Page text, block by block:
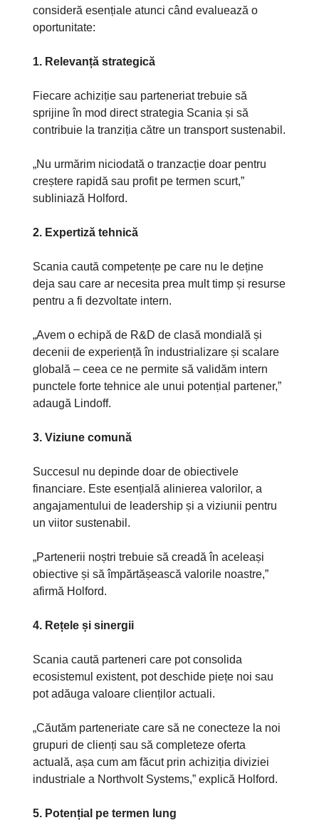
consideră esențiale atunci când evaluează o
oportunitate:
1. Relevanță strategică
Fiecare achiziție sau parteneriat trebuie să
sprijine în mod direct strategia Scania și să
contribuie la tranziția către un transport sustenabil.
„Nu urmărim niciodată o tranzacție doar pentru
creștere rapidă sau profit pe termen scurt,”
subliniază Holford.
2. Expertiză tehnică
Scania caută competențe pe care nu le deține
deja sau care ar necesita prea mult timp și resurse
pentru a fi dezvoltate intern.
„Avem o echipă de R&D de clasă mondială și
decenii de experiență în industrializare și scalare
globală – ceea ce ne permite să validăm intern
punctele forte tehnice ale unui potențial partener,”
adaugă Lindoff.
3. Viziune comună
Succesul nu depinde doar de obiectivele
financiare. Este esențială alinierea valorilor, a
angajamentului de leadership și a viziunii pentru
un viitor sustenabil.
„Partenerii noștri trebuie să creadă în aceleași
obiective și să împărtășească valorile noastre,”
afirmă Holford.
4. Rețele și sinergii
Scania caută parteneri care pot consolida
ecosistemul existent, pot deschide piețe noi sau
pot adăuga valoare clienților actuali.
„Căutăm parteneriate care să ne conecteze la noi
grupuri de clienți sau să completeze oferta
actuală, așa cum am făcut prin achiziția diviziei
industriale a Northvolt Systems,” explică Holford.
5. Potențial pe termen lung